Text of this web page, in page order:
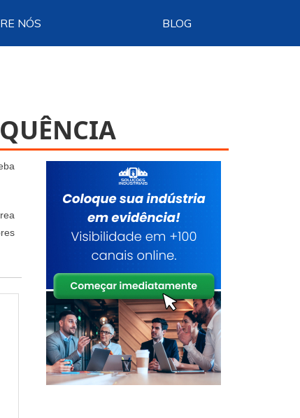
NÓS BLOG